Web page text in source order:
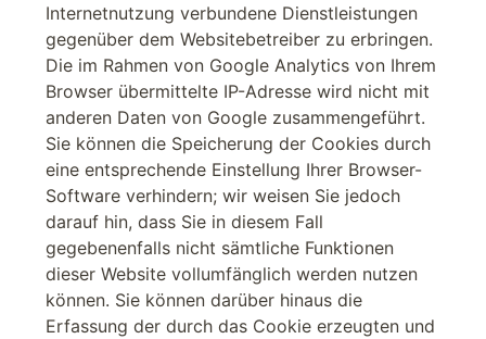
Internetnutzung verbundene Dienstleistungen
gegenüber dem Websitebetreiber zu erbringen.
Die im Rahmen von Google Analytics von Ihrem
Browser übermittelte IP-Adresse wird nicht mit
anderen Daten von Google zusammengeführt.
Sie können die Speicherung der Cookies durch
eine entsprechende Einstellung Ihrer Browser-
Software verhindern; wir weisen Sie jedoch
darauf hin, dass Sie in diesem Fall
gegebenenfalls nicht sämtliche Funktionen
dieser Website vollumfänglich werden nutzen
können. Sie können darüber hinaus die
Erfassung der durch das Cookie erzeugten und